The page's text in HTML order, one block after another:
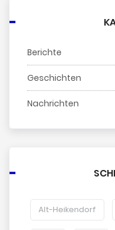
Berichte
Geschichten
Nachrichten
Alt-Heikendorf